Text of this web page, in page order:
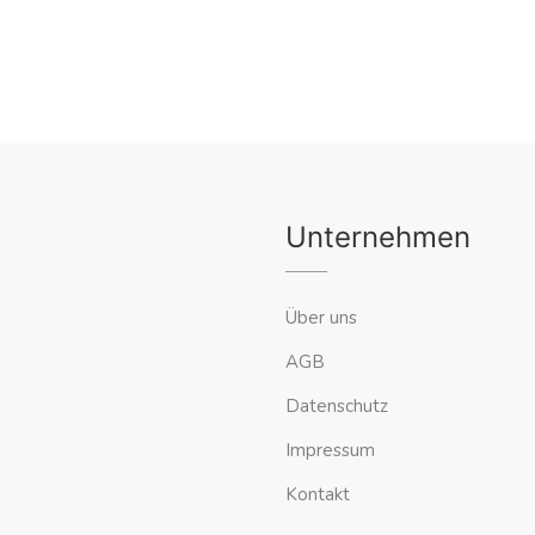
Unternehmen
Über uns
AGB
Datenschutz
Impressum
Kontakt